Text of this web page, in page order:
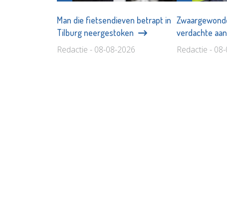
Man die fietsendieven betrapt in
Tilburg neergestoken
Redactie - 08-08-2026
verdachte
Redactie -